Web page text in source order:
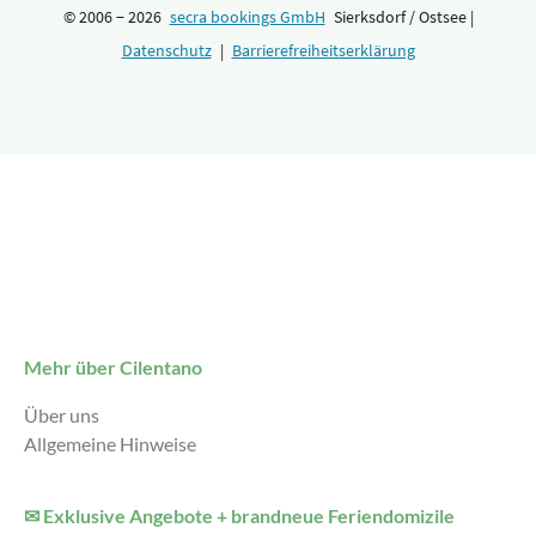
© 2006 − 2026 secra bookings GmbH Sierksdorf / Ostsee |
Datenschutz | Barrierefreiheitserklärung
Mehr über Cilentano
Über uns
Allgemeine Hinweise
✉ Exklusive Angebote + brandneue Feriendomizile